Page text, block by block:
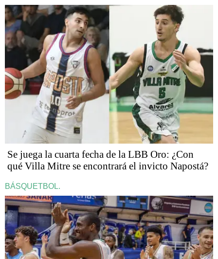
Se juega la cuarta fecha de la LBB Oro: ¿Con
qué Villa Mitre se encontrará el invicto Napostá?
BÁSQUETBOL.